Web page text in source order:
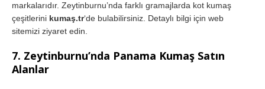
markalarıdır. Zeytinburnu’nda farklı gramajlarda kot kumaş
çeşitlerini kumaş.tr‘de bulabilirsiniz. Detaylı bilgi için web
sitemizi ziyaret edin.
7. Zeytinburnu’nda Panama Kumaş Satın
Alanlar